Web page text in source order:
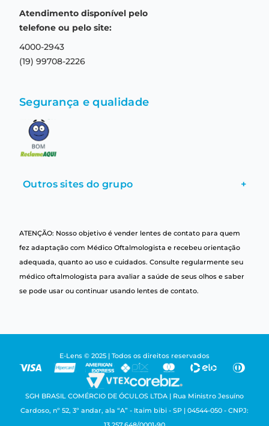
Aviso de privacidade
Termos e condições de uso
Central de relacionamento
Atendimento disponível pelo
telefone ou pelo site:
4000-2943
(19) 99708-2226
Segurança e qualidade
Outros sites do grupo +
ATENÇÃO: Nosso objetivo é vender lentes de contato para quem
fez adaptação com Médico Oftalmologista e recebeu orientação
adequada, quanto ao uso e cuidados. Consulte regularmente seu
médico oftalmologista para avaliar a saúde de seus olhos e saber
se pode usar ou continuar usando lentes de contato.
E-Lens © 2025 | Todos os direitos reservados
SGH BRASIL COMÉRCIO DE ÓCULOS LTDA | Rua Ministro Jesuíno
Cardoso, nº 52, 3º andar, ala “A” - Itaim bibi - SP | 04544-050 - CNPJ: